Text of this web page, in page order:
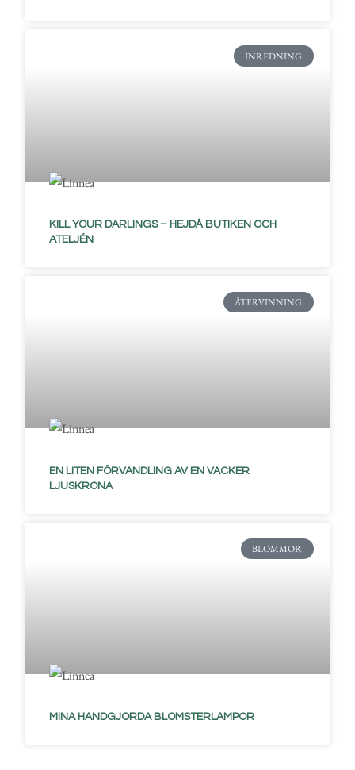
INREDNING
KILL YOUR DARLINGS – HEJDÅ BUTIKEN OCH
ATELJÉN
ÅTERVINNING
EN LITEN FÖRVANDLING AV EN VACKER
LJUSKRONA
BLOMMOR
MINA HANDGJORDA BLOMSTERLAMPOR